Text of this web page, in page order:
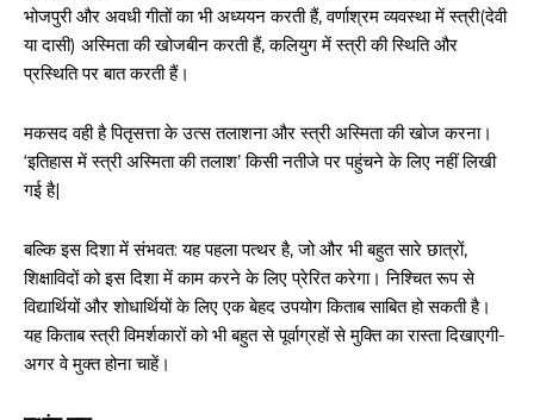
भोजपुरी और अवधी गीतों का भी अध्ययन करती हैं, वर्णाश्रम व्यवस्था में स्त्री(देवी
या दासी) अस्मिता की खोजबीन करती हैं, कलियुग में स्त्री की स्थिति और
प्रस्थिति पर बात करती हैं।
मकसद वही है पितृसत्ता के उत्स तलाशना और स्त्री अस्मिता की खोज करना।
‘इतिहास में स्त्री अस्मिता की तलाश’ किसी नतीजे पर पहुंचने के लिए नहीं लिखी
गई है|
बल्कि इस दिशा में संभवत: यह पहला पत्थर है, जो और भी बहुत सारे छात्रों,
शिक्षाविदों को इस दिशा में काम करने के लिए प्रेरित करेगा। निश्चित रूप से
विद्यार्थियों और शोधार्थियों के लिए एक बेहद उपयोग किताब साबित हो सकती है।
यह किताब स्त्री विमर्शकारों को भी बहुत से पूर्वाग्रहों से मुक्ति का रास्ता दिखाएगी-
अगर वे मुक्त होना चाहें।